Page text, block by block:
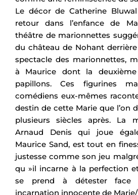
Le décor de Catherine
retour dans l’enfance de
théâtre de marionnettes
du château de Nohant
spectacle des marionnettes,
à Maurice dont la
papillons. Ces figurines
comédiens eux-mêmes
destin de cette Marie que l’on
plusieurs siècles après. La
Arnaud Denis qui joue
Maurice Sand, est tout en
justesse comme son jeu
qu »il incarne à la perfection
se prend à détester face
incarnation innocente de